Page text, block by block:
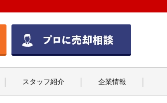
スタッフ紹介 企業情報